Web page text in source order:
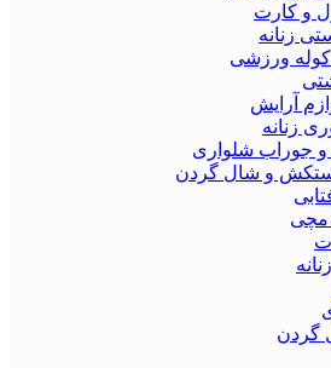
و کارت
زنانه
ورزشی
آرایش
زنانه
جوراب شلواری
و شال گردن
گردن